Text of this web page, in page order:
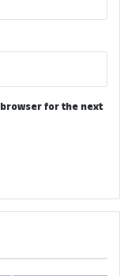
for the next